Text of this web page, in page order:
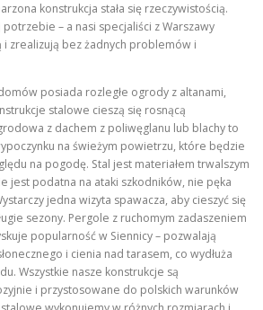
konstrukcja stała się rzeczywistością.
– a nasi specjaliści z Warszawy
i zrealizują bez żadnych problemów i
posiada rozległe ogrody z altanami,
stalowe cieszą się rosnącą
z dachem z poliwęglanu lub blachy to
na świeżym powietrzu, które będzie
na pogodę. Stal jest materiałem trwalszym
jest podatna na ataki szkodników, nie pęka
jedna wizyta spawacza, aby cieszyć się
sezony. Pergole z ruchomym zadaszeniem
popularność w Siennicy – pozwalają
i cienia nad tarasem, co wydłuża
Wszystkie nasze konstrukcje są
i przystosowane do polskich warunków